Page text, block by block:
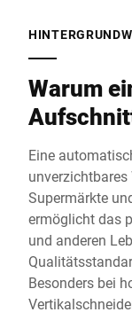
Warum
Eine
Supermärkte
ermöglicht das
und anderen
Besonders bei